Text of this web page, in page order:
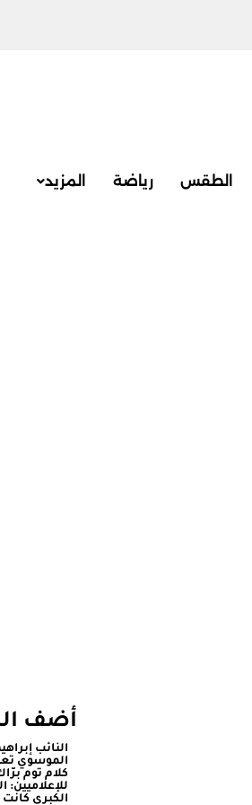
الطقس رياضة المزيد
أضف
النائب
الموسوي
كلام توم
للإعلاميين:
الكبرى كانت